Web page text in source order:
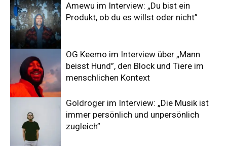
Amewu im Interview: „Du bist ein
Produkt, ob du es willst oder nicht”
OG Keemo im Interview über „Mann
beisst Hund”, den Block und Tiere im
menschlichen Kontext
Goldroger im Interview: „Die Musik ist
immer persönlich und unpersönlich
zugleich”